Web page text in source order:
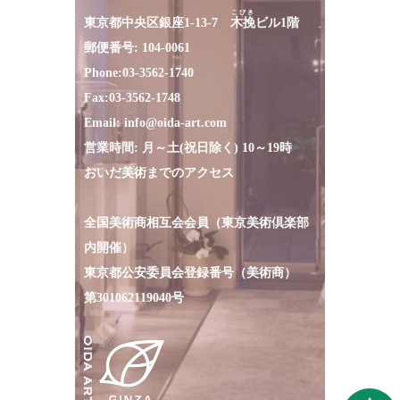
東京都中央区銀座1-13-7 木挽
こびき
ビル1階
郵便番号: 104-0061
Phone:03-3562-1740
Fax:03-3562-1748
Email: info@oida-art.com
営業時間: 月～土(祝日除く) 10～19時
おいだ美術までのアクセス
全国美術商相互会会員（東京美術倶楽部
内開催）
東京都公安委員会登録番号（美術商）
第301062119040号